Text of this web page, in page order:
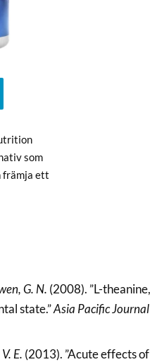
som
främja ett
G. N. (2008). ”L-
state.”Asia Pacific
E. (2013). ”Acute effects